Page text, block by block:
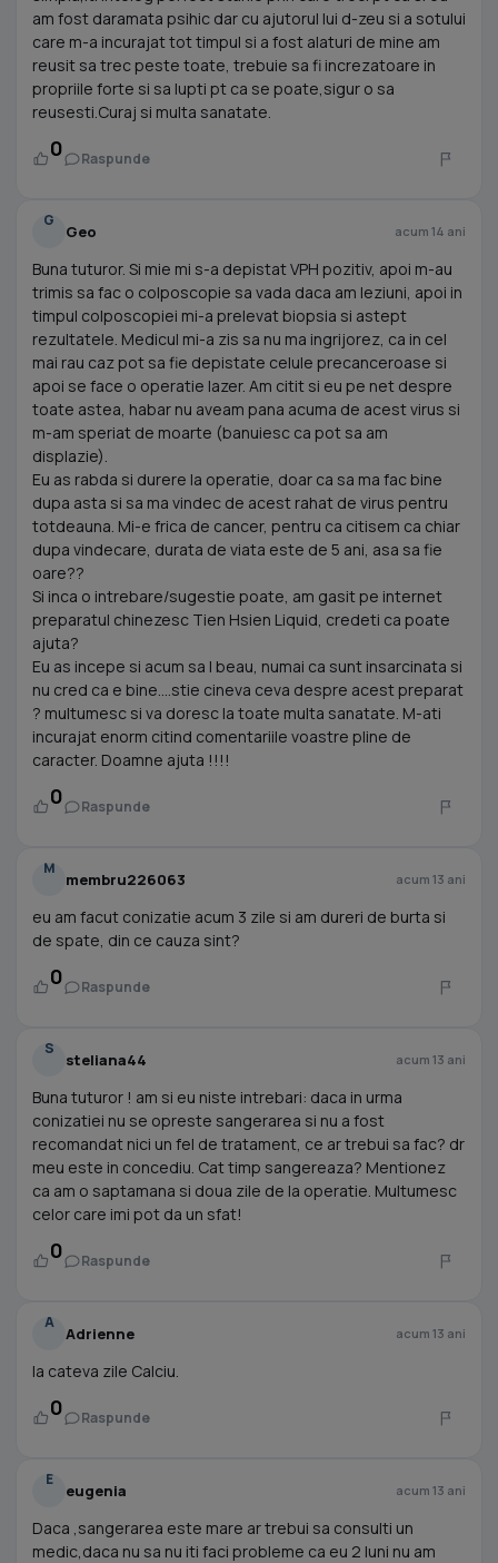
am fost daramata psihic dar cu ajutorul lui d-zeu si a sotului
care m-a incurajat tot timpul si a fost alaturi de mine am
reusit sa trec peste toate, trebuie sa fi increzatoare in
propriile forte si sa lupti pt ca se poate,sigur o sa
reusesti.Curaj si multa sanatate.
0 Raspunde
G
Geo acum 14 ani
Buna tuturor. Si mie mi s-a depistat VPH pozitiv, apoi m-au
trimis sa fac o colposcopie sa vada daca am leziuni, apoi in
timpul colposcopiei mi-a prelevat biopsia si astept
rezultatele. Medicul mi-a zis sa nu ma ingrijorez, ca in cel
mai rau caz pot sa fie depistate celule precanceroase si
apoi se face o operatie lazer. Am citit si eu pe net despre
toate astea, habar nu aveam pana acuma de acest virus si
m-am speriat de moarte (banuiesc ca pot sa am
displazie).
Eu as rabda si durere la operatie, doar ca sa ma fac bine
dupa asta si sa ma vindec de acest rahat de virus pentru
totdeauna. Mi-e frica de cancer, pentru ca citisem ca chiar
dupa vindecare, durata de viata este de 5 ani, asa sa fie
oare??
Si inca o intrebare/sugestie poate, am gasit pe internet
preparatul chinezesc Tien Hsien Liquid, credeti ca poate
ajuta?
Eu as incepe si acum sa l beau, numai ca sunt insarcinata si
nu cred ca e bine....stie cineva ceva despre acest preparat
? multumesc si va doresc la toate multa sanatate. M-ati
incurajat enorm citind comentariile voastre pline de
caracter. Doamne ajuta !!!!
0 Raspunde
M
membru226063 acum 13 ani
eu am facut conizatie acum 3 zile si am dureri de burta si
de spate, din ce cauza sint?
0 Raspunde
S
steliana44 acum 13 ani
Buna tuturor ! am si eu niste intrebari: daca in urma
conizatiei nu se opreste sangerarea si nu a fost
recomandat nici un fel de tratament, ce ar trebui sa fac? dr
meu este in concediu. Cat timp sangereaza? Mentionez
ca am o saptamana si doua zile de la operatie. Multumesc
celor care imi pot da un sfat!
0 Raspunde
A
Adrienne acum 13 ani
Ia cateva zile Calciu.
0 Raspunde
E
eugenia acum 13 ani
Daca ,sangerarea este mare ar trebui sa consulti un
medic,daca nu sa nu iti faci probleme ca eu 2 luni nu am